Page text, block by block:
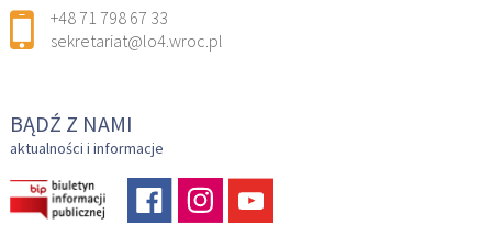
+48 71 798 67 33
sekretariat@lo4.wroc.pl
BĄDŹ Z NAMI
aktualności i informacje